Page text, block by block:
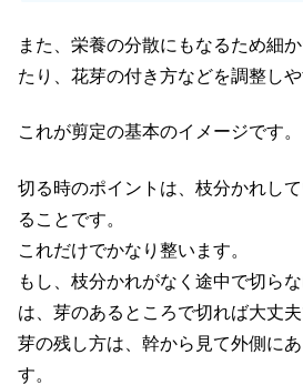
また、栄養の分散にもなるため細
たり、花芽の付き方などを調整しや
これが剪定の基本のイメージです。
切る時のポイントは、枝分かれし
ることです。
これだけでかなり整います。
もし、枝分かれがなく途中で切ら
は、芽のあるところで切れば大丈夫
芽の残し方は、幹から見て外側に
す。